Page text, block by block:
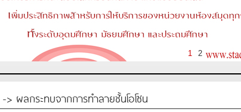
1 2
ผลกระทบจากการทำลายชั้นโอโซน